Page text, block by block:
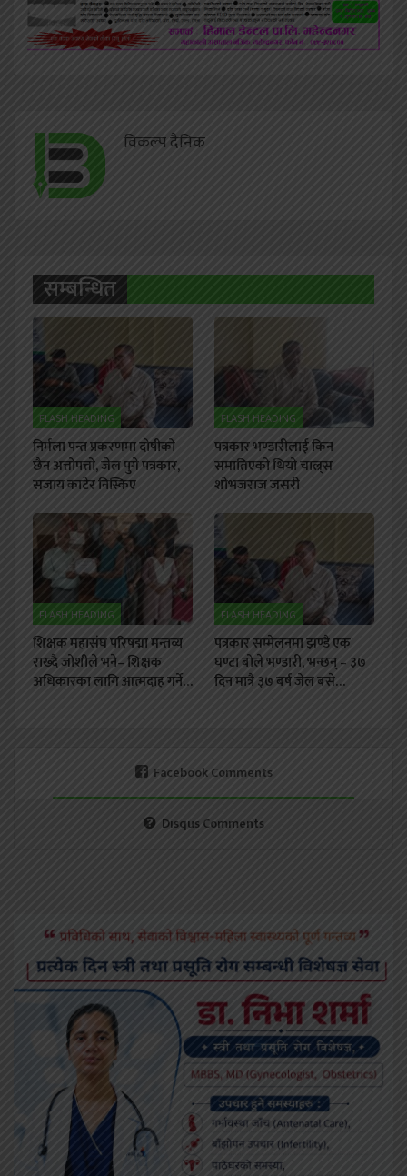
विकल्प दैनिक
सम्बन्धित
FLASH HEADING
निर्मला पन्त प्रकरणमा दोषीको
छैन अत्तोपत्तो, जेल पुगे पत्रकार,
सजाय काटेर निस्किए
FLASH HEADING
पत्रकार भण्डारीलाई किन
समातिएको थियो चाल्र्स
शोभजराज जसरी
FLASH HEADING
शिक्षक महासंघ परिषद्मा मन्तव्य
राख्दै जोशीले भने– शिक्षक
अधिकारका लागि आत्मदाह गर्ने…
FLASH HEADING
पत्रकार सम्मेलनमा झण्डै एक
घण्टा बोले भण्डारी, भन्छन् – ३७
दिन मात्रै ३७ बर्ष जेल बसे…
Facebook Comments
Disqus Comments